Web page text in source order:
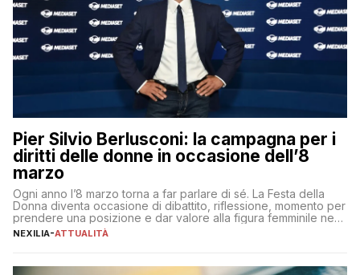
Pier Silvio Berlusconi: la campagna per i
diritti delle donne in occasione dell’8
marzo
Ogni anno l’8 marzo torna a far parlare di sé. La Festa della
Donna diventa occasione di dibattito, riflessione, momento per
prendere una posizione e dar valore alla figura femminile nella
sua complessità e crucialità. A lanciare un messaggio “forte e
NEXILIA-ATTUALITÀ